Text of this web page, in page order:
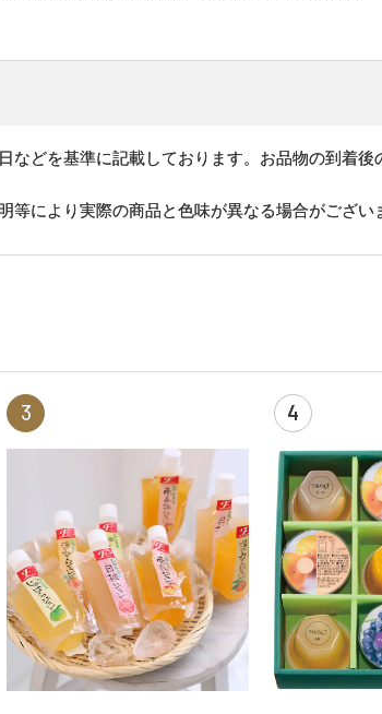
などを基準に記載しております。お品物の到着
により実際の商品と色味が異なる場合がござい
3 4